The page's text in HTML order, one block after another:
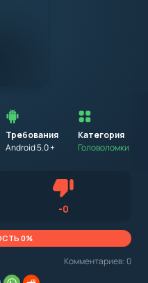
Требования
Android 5.0 +
установкой
приложения
на
устройство
с
указываем
минимальные
необходимые
Категория
Головоломки
версию Android
необходимую версию для
-0Не нравится
0%
Комментариев: 0